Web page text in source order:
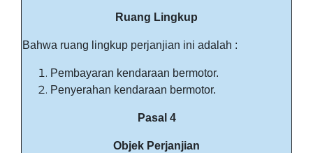
Ruang Lingkup
Bahwa ruang lingkup perjanjian ini adalah :
Pembayaran kendaraan bermotor.
Penyerahan kendaraan bermotor.
Pasal 4
Objek Perjanjian